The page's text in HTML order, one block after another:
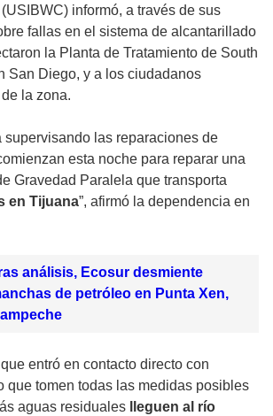
(USIBWC) informó, a través de sus
fallas en el sistema de alcantarillado
la Planta de Tratamiento de South
San Diego, y a los ciudadanos
la zona.
supervisando las reparaciones de
esta noche para reparar una
Gravedad Paralela que transporta
en Tijuana”, afirmó la dependencia en
análisis, Ecosur desmiente
de petróleo en Punta Xen,
entró en contacto directo con
que tomen todas las medidas posibles
aguas residuales lleguen al río